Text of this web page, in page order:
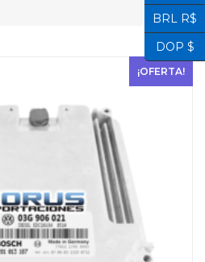
¡OFERTA!
BRL R$
DOP $